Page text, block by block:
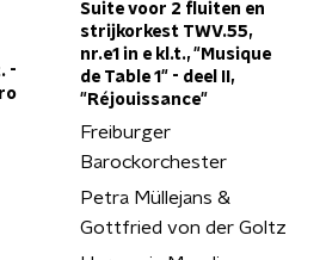
-
Suite voor 2 fluiten en
strijkorkest TWV.55,
nr.e1 in e kl.t., "Musique
de Table 1" - deel II,
"Réjouissance"
Freiburger
Barockorchester
Petra Müllejans &
Gottfried von der Goltz